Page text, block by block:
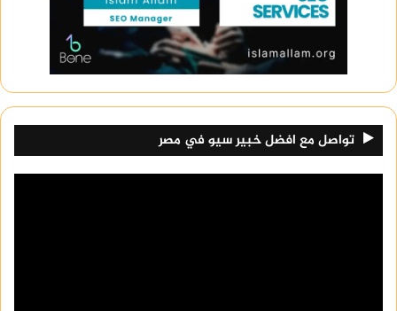
تواصل مع افضل خبير سيو في مصر